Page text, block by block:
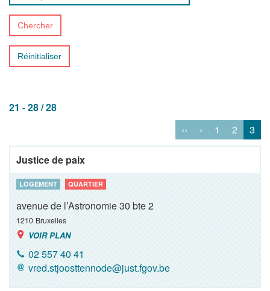
Chercher
Réinitialiser
21 - 28 / 28
‹‹
‹ 1 2 3
Justice de paix
LOGEMENT QUARTIER
avenue de l’Astronomie 30 bte 2
1210 Bruxelles
VOIR PLAN
02 557 40 41
vred.stjoosttennode@just.fgov.be